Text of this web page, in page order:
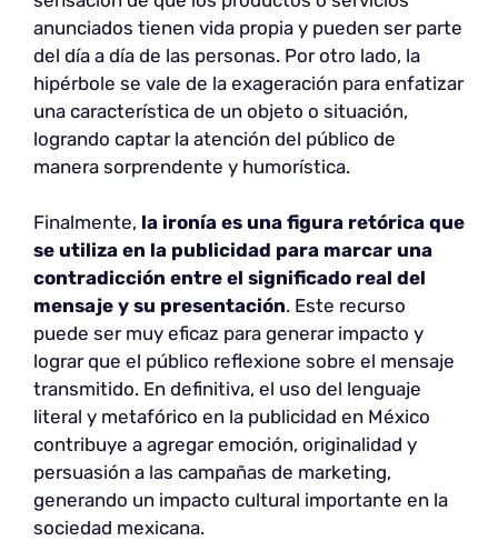
anunciados tienen vida propia y pueden ser parte
del día a día de las personas. Por otro lado, la
hipérbole se vale de la exageración para enfatizar
una característica de un objeto o situación,
logrando captar la atención del público de
manera sorprendente y humorística.
Finalmente, la ironía es una figura retórica que
se utiliza en la publicidad para marcar una
contradicción entre el significado real del
mensaje y su presentación. Este recurso
puede ser muy eficaz para generar impacto y
lograr que el público reflexione sobre el mensaje
transmitido. En definitiva, el uso del lenguaje
literal y metafórico en la publicidad en México
contribuye a agregar emoción, originalidad y
persuasión a las campañas de marketing,
generando un impacto cultural importante en la
sociedad mexicana.